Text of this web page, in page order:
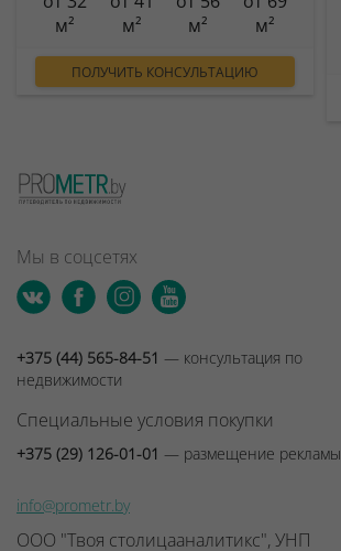
м²
м²
м²
м²
ПОЛУЧИТЬ КОНСУЛЬТАЦИЮ
Мы в соцсетях
+375 (44) 565-84-51 — консультация по
недвижимости
Специальные условия покупки
+375 (29) 126-01-01 — размещение рекламы
info@prometr.by
ООО "Твоя столицааналитикс", УНП